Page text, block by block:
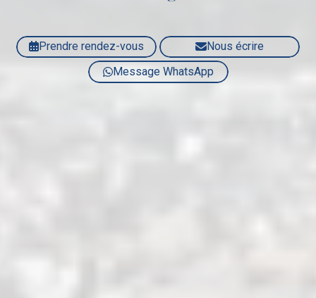
Prendre rendez-vous
Nous écrire
Message WhatsApp